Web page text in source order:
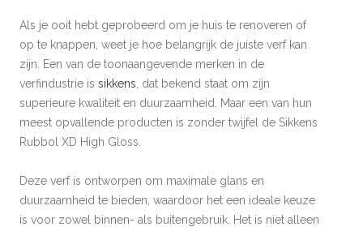
Als je ooit hebt geprobeerd om je huis te renoveren of
op te knappen, weet je hoe belangrijk de juiste verf kan
zijn. Een van de toonaangevende merken in de
verfindustrie is sikkens , dat bekend staat om zijn
superieure kwaliteit en duurzaamheid. Maar een van hun
meest opvallende producten is zonder twijfel de Sikkens
Rubbol XD High Gloss.
Deze verf is ontworpen om maximale glans en
duurzaamheid te bieden, waardoor het een ideale keuze
is voor zowel binnen- als buitengebruik. Het is niet alleen